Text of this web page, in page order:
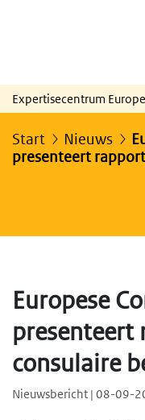
Expertisecentrum
Start Nieuws
presenteert
Europese
presenteert
consulaire
Nieuwsbericht | 08-09-